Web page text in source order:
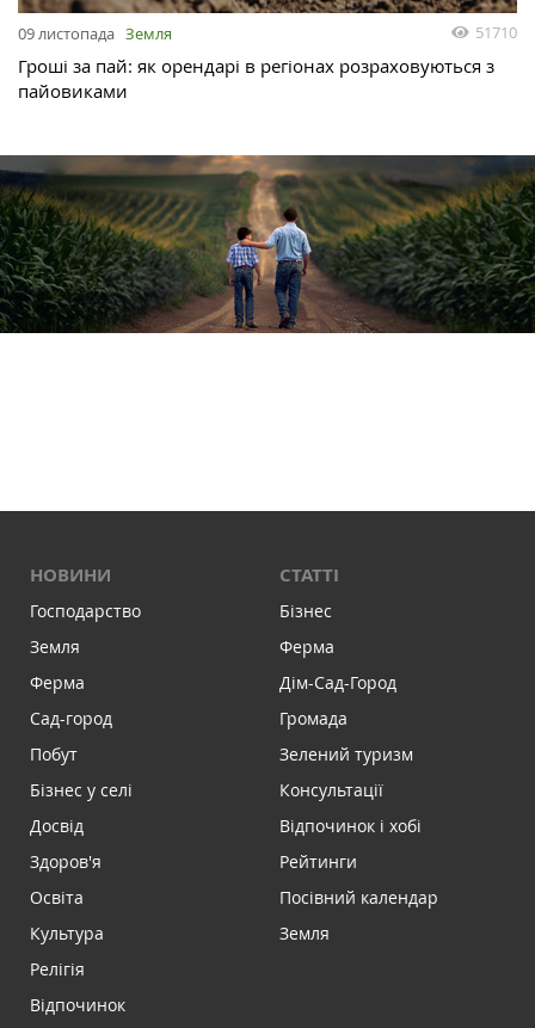
09 листопада Земля 51710
Гроші за пай: як орендарі в регіонах розраховуються з
пайовиками
НОВИНИ
Господарство
Земля
Ферма
Сад-город
Побут
Бізнес у селі
Досвід
Здоров'я
Освіта
Культура
Релігія
Відпочинок
СТАТТІ
Бізнес
Ферма
Дім-Сад-Город
Громада
Зелений туризм
Консультації
Відпочинок і хобі
Рейтинги
Посівний календар
Земля